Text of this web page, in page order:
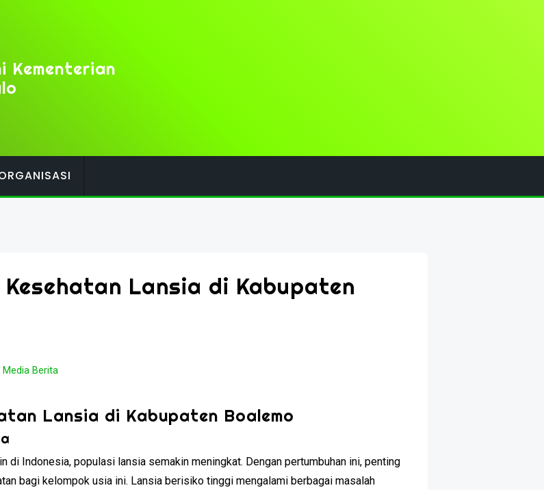
Kementerian
Lansia di Kabupaten
Media Berita
Lansia di Kabupaten Boalemo
di Indonesia, populasi lansia semakin meningkat. Dengan pertumbuhan ini, penting
bagi kelompok usia ini. Lansia berisiko tinggi mengalami berbagai masalah